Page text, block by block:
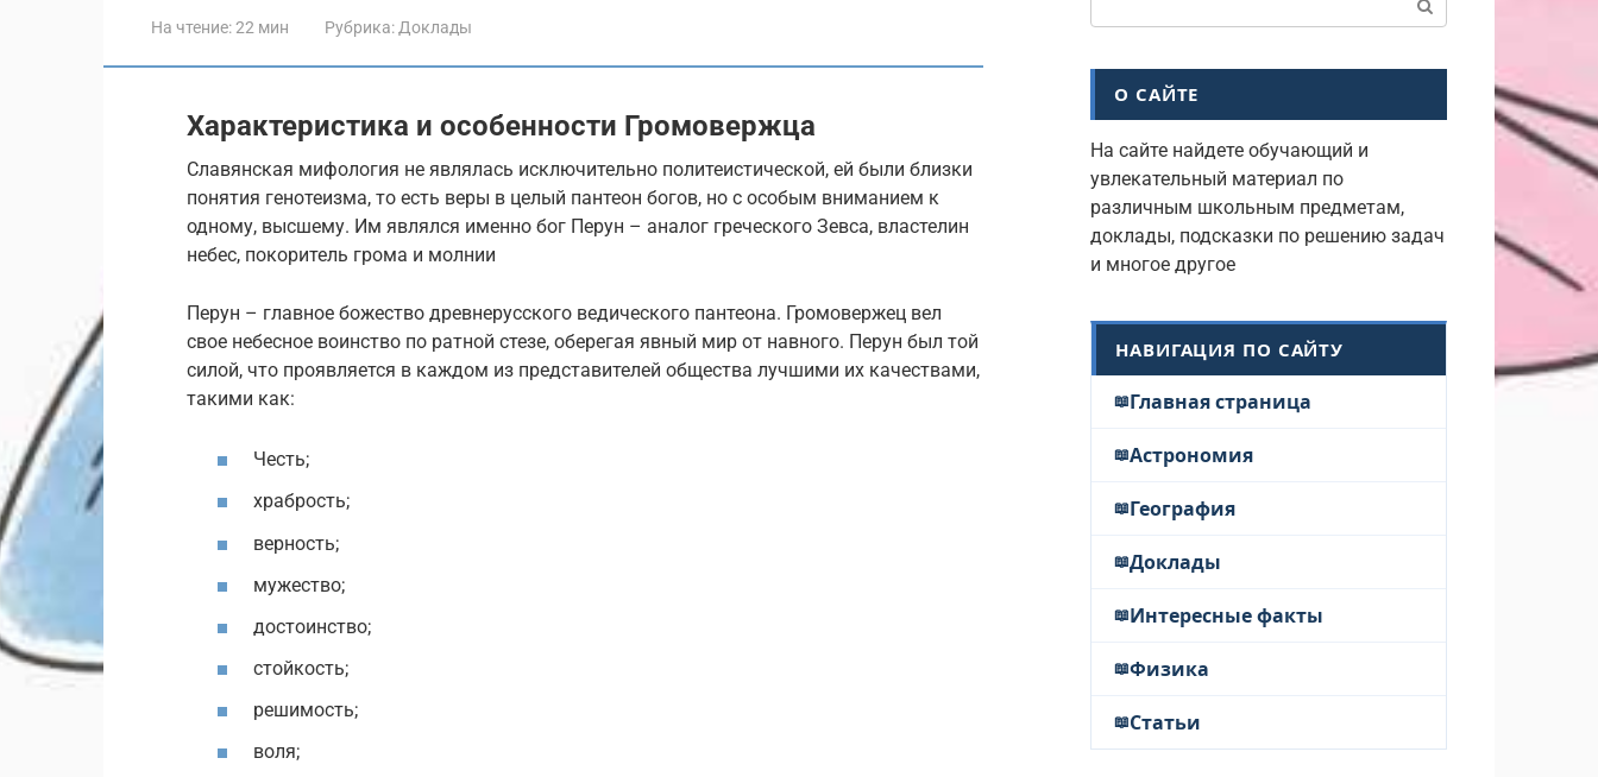
На чтение:22 мин Рубрика: Доклады
Характеристика и особенности Громовержца
Славянская мифология не являлась исключительно политеистической, ей были близки
понятия генотеизма, то есть веры в целый пантеон богов, но с особым вниманием к
одному, высшему. Им являлся именно бог Перун – аналог греческого Зевса, властелин
небес, покоритель грома и молнии
Перун – главное божество древнерусского ведического пантеона. Громовержец вел
свое небесное воинство по ратной стезе, оберегая явный мир от навного. Перун был той
силой, что проявляется в каждом из представителей общества лучшими их качествами,
такими как:
Честь;
храбрость;
верность;
мужество;
достоинство;
стойкость;
решимость;
воля;
О САЙТЕ
На сайте найдете обучающий и
увлекательный материал по
различным школьным предметам,
доклады, подсказки по решению задач
и многое другое
НАВИГАЦИЯ ПО САЙТУ
Главная страница
Астрономия
География
Доклады
Интересные факты
Физика
Статьи